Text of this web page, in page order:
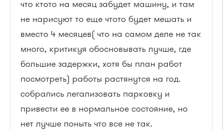
что ктото на месяц забудет машину, и там
не нарисуют то еще чтото будет мешать и
вместо 4 месяцев( что на самом деле не так
много, критикуя обосновывать лучше, где
большие задержки, хотя бы план работ
посмотреть) работы растянутся на год.
собрались легализовать парковку и
привести ее в нормальное состояние, но
нет лучше поныть что все не так.